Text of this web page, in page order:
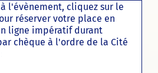
l'évènement, cliquez sur le
réserver votre place en
ligne impératif durant
chèque à l'ordre de la Cité